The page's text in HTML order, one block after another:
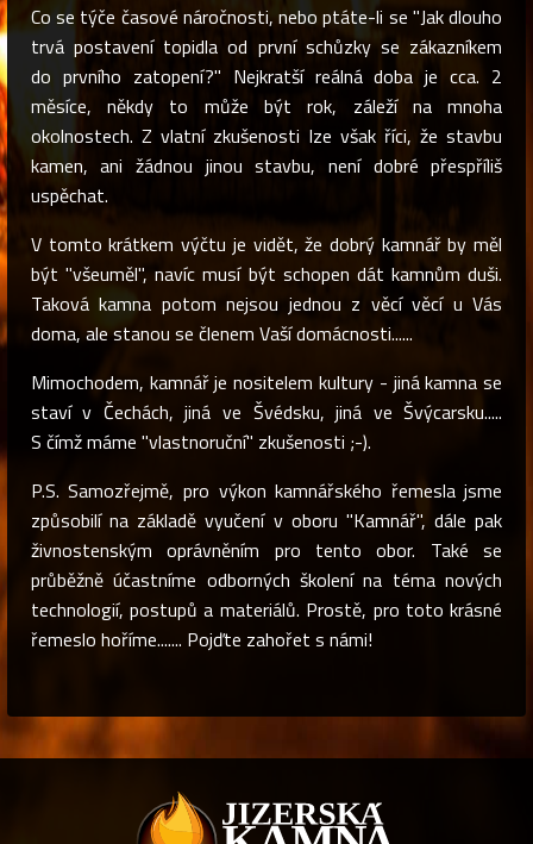
Co se týče časové náročnosti, nebo ptáte-li se "Jak dlouho
trvá postavení topidla od první schůzky se zákazníkem
do prvního zatopení?" Nejkratší reálná doba je cca. 2
měsíce, někdy to může být rok, záleží na mnoha
okolnostech. Z vlatní zkušenosti lze však říci, že stavbu
kamen, ani žádnou jinou stavbu, není dobré přespříliš
uspěchat.
V tomto krátkem výčtu je vidět, že dobrý kamnář by měl
být "všeuměl", navíc musí být schopen dát kamnům duši.
Taková kamna potom nejsou jednou z věcí věcí u Vás
doma, ale stanou se členem Vaší domácnosti......
Mimochodem, kamnář je nositelem kultury - jiná kamna se
staví v Čechách, jiná ve Švédsku, jiná ve Švýcarsku.....
S čímž máme "vlastnoruční" zkušenosti ;-).
P.S. Samozřejmě, pro výkon kamnářského řemesla jsme
způsobilí na základě vyučení v oboru "Kamnář", dále pak
živnostenským oprávněním pro tento obor. Také se
průběžně účastníme odborných školení na téma nových
technologií, postupů a materiálů. Prostě, pro toto krásné
řemeslo hoříme....... Pojďte zahořet s námi!